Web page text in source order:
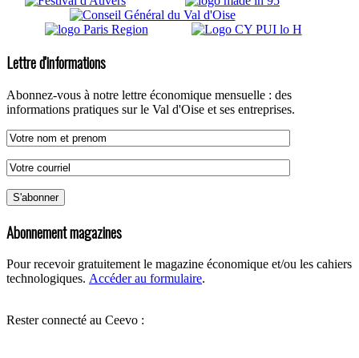
Lettre d'informations
Abonnez-vous à notre lettre économique mensuelle : des
informations pratiques sur le Val d'Oise et ses entreprises.
Abonnement magazines
Pour recevoir gratuitement le magazine économique et/ou les cahiers
technologiques. Accéder au formulaire.
Rester connecté au Ceevo :